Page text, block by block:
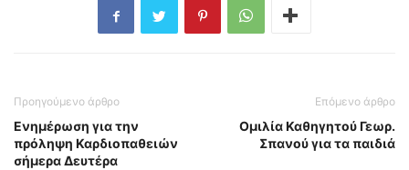
Προηγούμενο άρθρο
Ενημέρωση για την
πρόληψη Καρδιοπαθειών
σήμερα Δευτέρα
Επόμενο άρθρο
Ομιλία Καθηγητού Γεωρ.
Σπανού για τα παιδιά